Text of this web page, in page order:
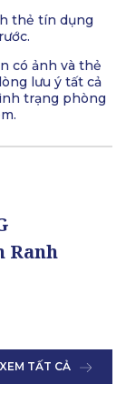
thẻ tín dụng
có ảnh và thẻ
lưu ý tất cả
trạng phòng
Ranh
XEM TẤT CẢ